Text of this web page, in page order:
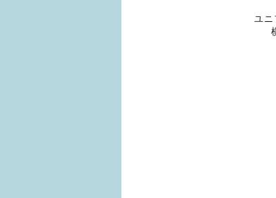
ユニ